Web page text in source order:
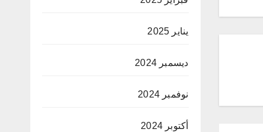
يناير 2025
ديسمبر 2024
نوفمبر 2024
أكتوبر 2024